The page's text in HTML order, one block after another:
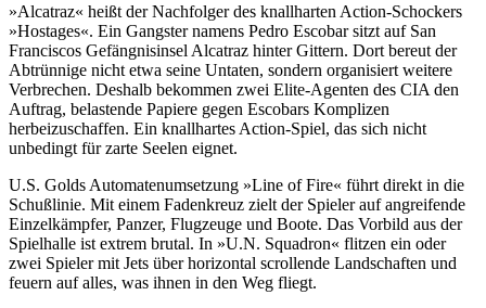
»Alcatraz« heißt der Nachfolger des knallharten Action-Schockers
»Hostages«. Ein Gangster namens Pedro Escobar sitzt auf San
Franciscos Gefängnisinsel Alcatraz hinter Gittern. Dort bereut der
Abtrünnige nicht etwa seine Untaten, sondern organisiert weitere
Verbrechen. Deshalb bekommen zwei Elite-Agenten des CIA den
Auftrag, belastende Papiere gegen Escobars Komplizen
herbeizuschaffen. Ein knallhartes Action-Spiel, das sich nicht
unbedingt für zarte Seelen eignet.
U.S. Golds Automatenumsetzung »Line of Fire« führt direkt in die
Schußlinie. Mit einem Fadenkreuz zielt der Spieler auf angreifende
Einzelkämpfer, Panzer, Flugzeuge und Boote. Das Vorbild aus der
Spielhalle ist extrem brutal. In »U.N. Squadron« flitzen ein oder
zwei Spieler mit Jets über horizontal scrollende Landschaften und
feuern auf alles, was ihnen in den Weg fliegt.